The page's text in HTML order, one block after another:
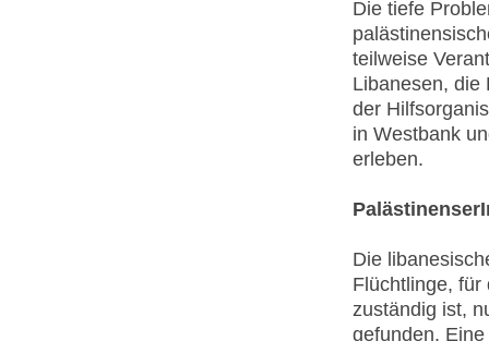
Die tiefe
teilweise
Libanesen, die
der
in Westbank
erleben.
Die
Flüchtlinge, für
zuständig ist,
gefunden.